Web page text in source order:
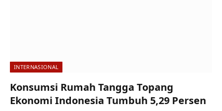
INTERNASIONAL
Konsumsi Rumah Tangga Topang
Ekonomi Indonesia Tumbuh 5,29 Persen